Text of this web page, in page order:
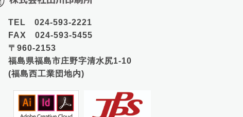
TEL 024-593-2221
FAX 024-593-5455
〒960-2153
福島県福島市庄野字清水尻1-10
(福島西工業団地内)